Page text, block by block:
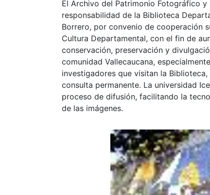
El Archivo del Patrimonio Fotográfico y
responsabilidad de la Biblioteca
Borrero, por convenio de cooperación
Cultura Departamental, con el fin de
conservación, preservación y
comunidad Vallecaucana,
investigadores que visitan la
consulta permanente. La universidad
proceso de difusión, facilitando la
de las imágenes.